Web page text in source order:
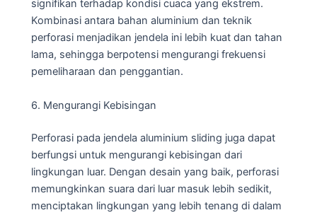
signifikan terhadap kondisi cuaca yang ekstrem.
Kombinasi antara bahan aluminium dan teknik
perforasi menjadikan jendela ini lebih kuat dan tahan
lama, sehingga berpotensi mengurangi frekuensi
pemeliharaan dan penggantian.
6. Mengurangi Kebisingan
Perforasi pada jendela aluminium sliding juga dapat
berfungsi untuk mengurangi kebisingan dari
lingkungan luar. Dengan desain yang baik, perforasi
memungkinkan suara dari luar masuk lebih sedikit,
menciptakan lingkungan yang lebih tenang di dalam